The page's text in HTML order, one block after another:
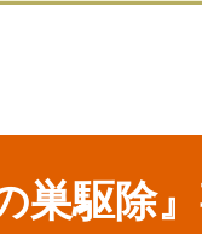
巣駆除